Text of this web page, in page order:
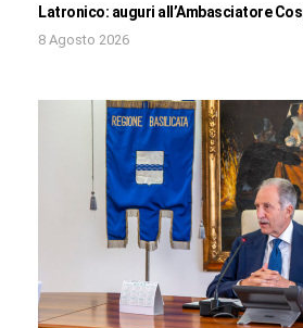
Latronico: auguri all’Ambasciatore
8 Agosto 2026